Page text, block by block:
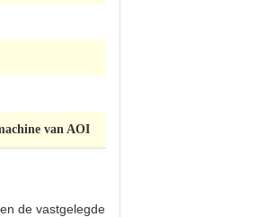
van AOI
de vastgelegde